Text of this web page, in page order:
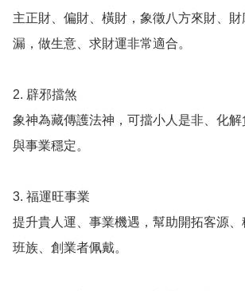
主正財、偏財、橫財，象徵八方來財、
漏，做生意、求財運非常適合。
2. 辟邪擋煞
象神為藏傳護法神，可擋小人是非、化
與事業穩定。
3. 福運旺事業
提升貴人運、事業機遇，幫助開拓客源
班族、創業者佩戴。